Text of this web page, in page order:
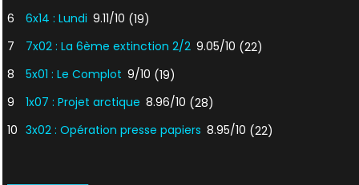
6
6x14 : Lundi 9.11/10 (19)
7
7x02 : La 6ème extinction 2/2 9.05/10 (22)
8
5x01 : Le Complot 9/10 (19)
9
1x07 : Projet arctique 8.96/10 (28)
10 3x02 : Opération presse papiers 8.95/10 (22)